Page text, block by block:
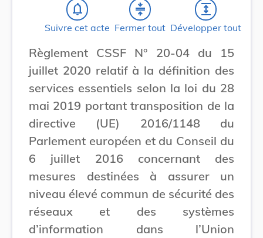
notifications_none
Suivre cet acte
compress
Fermer tout
expand
Développer tout
Règlement CSSF N° 20-04 du 15
juillet 2020 relatif à la définition des
services essentiels selon la loi du 28
mai 2019 portant transposition de la
directive (UE) 2016/1148 du
Parlement européen et du Conseil du
6 juillet 2016 concernant des
mesures destinées à assurer un
niveau élevé commun de sécurité des
réseaux et des systèmes
d’information dans l’Union